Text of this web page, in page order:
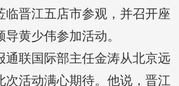
临晋江五店市参观，并召开座
黄少伟参加活动。
联国际部主任金涛从北京远
次活动满心期待。他说，晋江